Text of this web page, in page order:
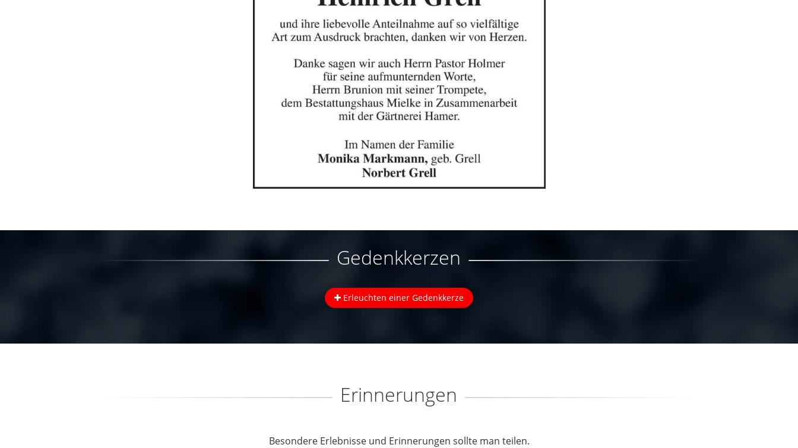
Gedenkkerzen
Erleuchten einer Gedenkkerze
Erinnerungen
Besondere Erlebnisse und Erinnerungen sollte man teilen.